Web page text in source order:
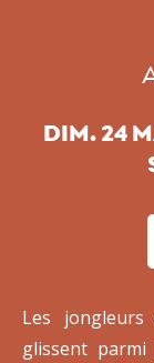
DIM. 24
Les
glissent